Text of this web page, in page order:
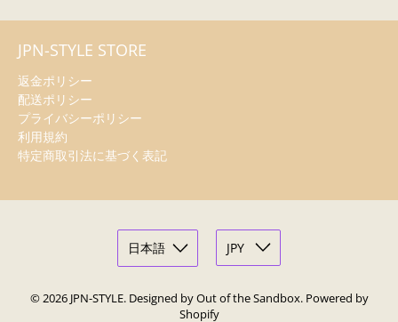
JPN-STYLE STORE
返金ポリシー
配送ポリシー
プライバシーポリシー
利用規約
特定商取引法に基づく表記
© 2026 JPN-STYLE. Designed by Out of the Sandbox. Powered by
Shopify